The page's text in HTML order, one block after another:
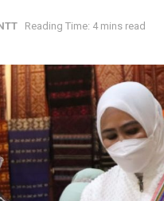
Reading Time: 4 mins read